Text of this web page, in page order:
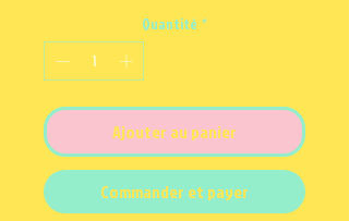
Quantité *
Ajouter au panier
Commander et payer